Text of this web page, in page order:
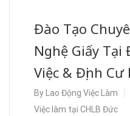
Đào Tạo
Nghệ Giấy Tại
Việc & Định Cư
By Lao Động Việc Làm
Việc làm tại CHLB Đức